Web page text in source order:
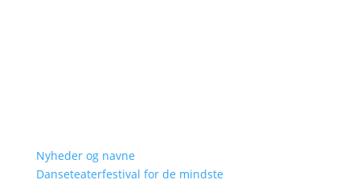
Nyheder og navne
Danseteaterfestival for de mindste